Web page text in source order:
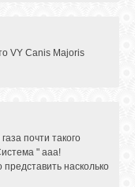
VY Canis Majoris
почти такого
" ааа!
насколько